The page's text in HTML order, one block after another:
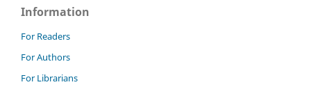
Information
For Readers
For Authors
For Librarians